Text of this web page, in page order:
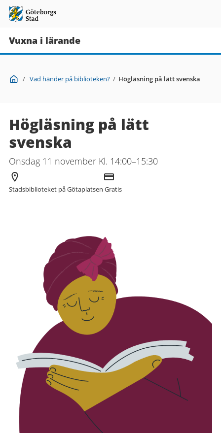
Vuxna i lärande
Du Start
/ Vad händer på biblioteken? / Högläsning på lätt svenska
Högläsning på lätt
svenska
Onsdag 11 november Kl. 14:00–15:30
Arrangör
Stadsbiblioteket på Götaplatsen
Kostnad
Gratis